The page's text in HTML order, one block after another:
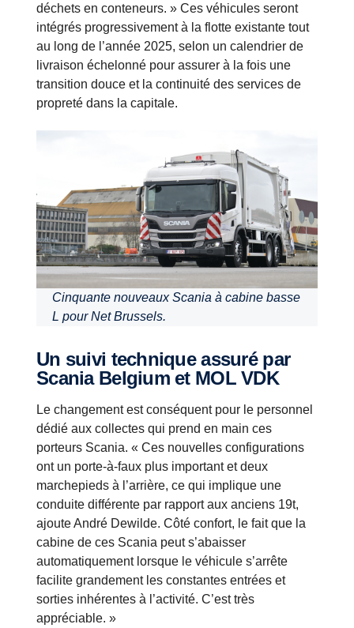
déchets en conteneurs. » Ces véhicules seront
intégrés progressivement à la flotte existante tout
au long de l’année 2025, selon un calendrier de
livraison échelonné pour assurer à la fois une
transition douce et la continuité des services de
propreté dans la capitale.
Cinquante nouveaux Scania à cabine basse
L pour Net Brussels.
Un suivi technique assuré par
Scania Belgium et MOL VDK
Le changement est conséquent pour le personnel
dédié aux collectes qui prend en main ces
porteurs Scania. « Ces nouvelles configurations
ont un porte-à-faux plus important et deux
marchepieds à l’arrière, ce qui implique une
conduite différente par rapport aux anciens 19t,
ajoute André Dewilde. Côté confort, le fait que la
cabine de ces Scania peut s’abaisser
automatiquement lorsque le véhicule s’arrête
facilite grandement les constantes entrées et
sorties inhérentes à l’activité. C’est très
appréciable. »